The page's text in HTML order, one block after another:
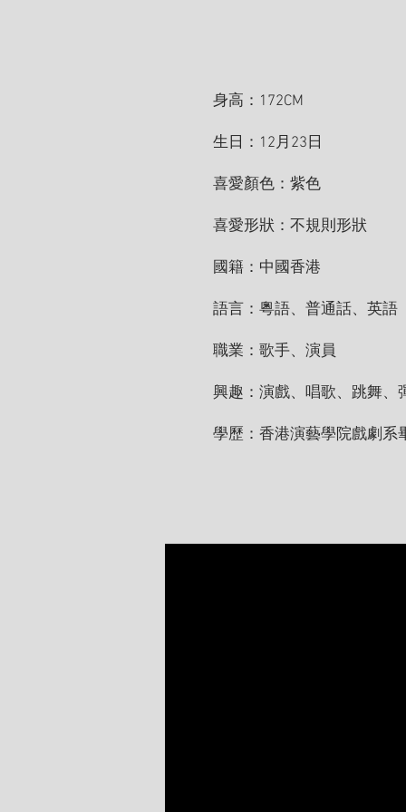
身高：172CM
生日：12月23日
喜愛顏色：紫色
喜愛形狀：不規則形狀
國籍：中國香港
語言：粵語、普通話、英語
職業：歌手、演員
興趣：演戲、唱歌、跳舞、
學歷：香港演藝學院戲劇系